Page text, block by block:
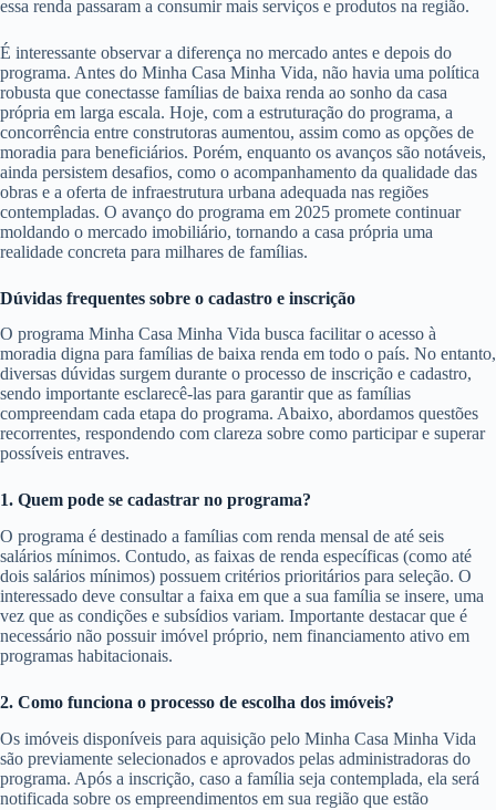
essa renda passaram a consumir mais serviços e produtos na região.
É interessante observar a diferença no mercado antes e depois do
programa. Antes do Minha Casa Minha Vida, não havia uma política
robusta que conectasse famílias de baixa renda ao sonho da casa
própria em larga escala. Hoje, com a estruturação do programa, a
concorrência entre construtoras aumentou, assim como as opções de
moradia para beneficiários. Porém, enquanto os avanços são notáveis,
ainda persistem desafios, como o acompanhamento da qualidade das
obras e a oferta de infraestrutura urbana adequada nas regiões
contempladas. O avanço do programa em 2025 promete continuar
moldando o mercado imobiliário, tornando a casa própria uma
realidade concreta para milhares de famílias.
Dúvidas frequentes sobre o cadastro e inscrição
O programa Minha Casa Minha Vida busca facilitar o acesso à
moradia digna para famílias de baixa renda em todo o país. No entanto,
diversas dúvidas surgem durante o processo de inscrição e cadastro,
sendo importante esclarecê-las para garantir que as famílias
compreendam cada etapa do programa. Abaixo, abordamos questões
recorrentes, respondendo com clareza sobre como participar e superar
possíveis entraves.
1. Quem pode se cadastrar no programa?
O programa é destinado a famílias com renda mensal de até seis
salários mínimos. Contudo, as faixas de renda específicas (como até
dois salários mínimos) possuem critérios prioritários para seleção. O
interessado deve consultar a faixa em que a sua família se insere, uma
vez que as condições e subsídios variam. Importante destacar que é
necessário não possuir imóvel próprio, nem financiamento ativo em
programas habitacionais.
2. Como funciona o processo de escolha dos imóveis?
Os imóveis disponíveis para aquisição pelo Minha Casa Minha Vida
são previamente selecionados e aprovados pelas administradoras do
programa. Após a inscrição, caso a família seja contemplada, ela será
notificada sobre os empreendimentos em sua região que estão